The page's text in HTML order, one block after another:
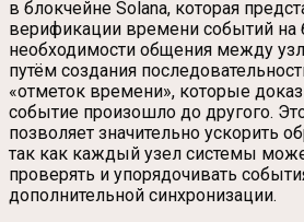
в блокчейне Solana, которая
верификации времени событий на
необходимости общения между
путём создания
«отметок времени», которые
событие произошло до другого.
позволяет значительно ускорить
так как каждый узел системы
проверять и упорядочивать
дополнительной синхронизации.